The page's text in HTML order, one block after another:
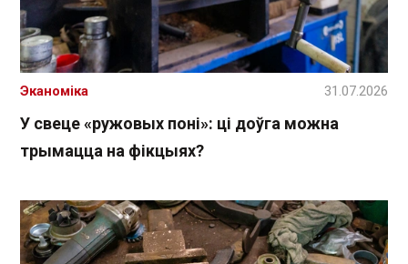
У свеце «ружовых поні»: ці доўга можна
трымацца на фікцыях?
Эканоміка 31.07.2026